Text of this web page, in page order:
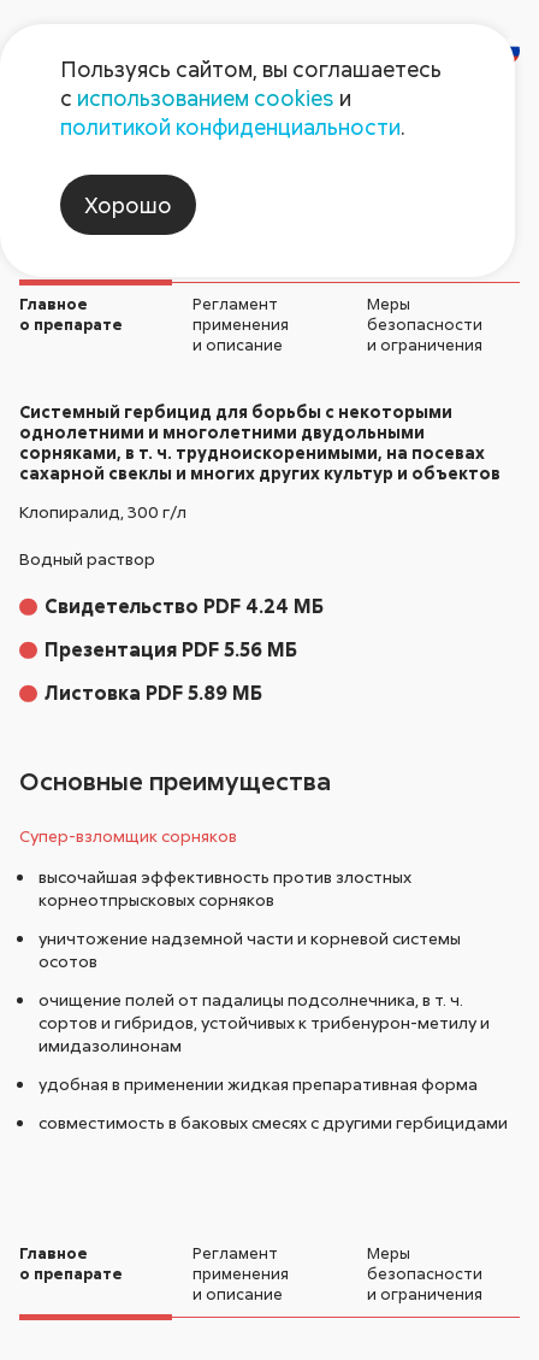
Хакер 300
Главное
о препарате
Регламент
применения
и описание
Меры
безопасности
и ограничения
Системный гербицид для борьбы с некоторыми
однолетними и многолетними двудольными
сорняками, в т. ч. трудноискоренимыми, на посевах
сахарной свеклы и многих других культур и объектов
Клопиралид,300 г/л
Водный раствор
Свидетельство PDF 4.24 МБ
Презентация PDF 5.56 МБ
Листовка PDF 5.89 МБ
Основные преимущества
Супер-взломщик сорняков
высочайшая эффективность против злостных
корнеотпрысковых сорняков
уничтожение надземной части и корневой системы
осотов
очищение полей от падалицы подсолнечника, в т. ч.
сортов и гибридов, устойчивых к трибенурон-метилу и
имидазолинонам
удобная в применении жидкая препаративная форма
совместимость в баковых смесях с другими гербицидами
Главное
о препарате
Регламент
применения
и описание
Меры
безопасности
и ограничения
Пользуясь сайтом, вы соглашаетесь
с использованием cookies и
политикой конфиденциальности.
Хорошо